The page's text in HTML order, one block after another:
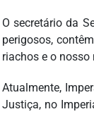
O secretário da
perigosos,
riachos e o nosso
Atualmente,
Justiça, no